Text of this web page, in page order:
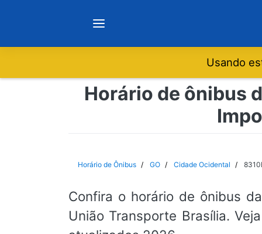
Notícias
São Paulo
Usando
Horário de ônibus
Horário de Ônibus GO Cidade Ocidental
Confira o horário de ônibus
União Transporte Brasília.